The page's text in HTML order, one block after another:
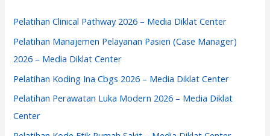
f
o
r
Pelatihan Clinical Pathway 2026 – Media Diklat Center
Pelatihan Manajemen Pelayanan Pasien (Case Manager)
2026 – Media Diklat Center
Pelatihan Koding Ina Cbgs 2026 – Media Diklat Center
Pelatihan Perawatan Luka Modern 2026 – Media Diklat
Center